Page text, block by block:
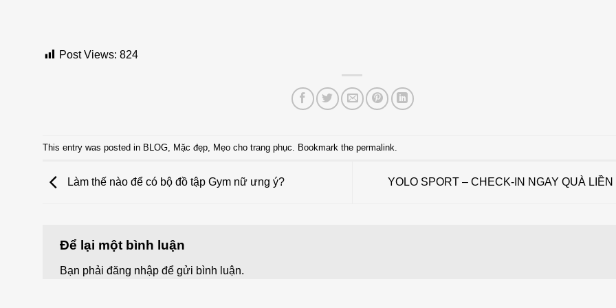
Post Views: 824
This entry was posted in BLOG Mặc đẹp Mẹo cho trang phục . Bookmark the permalink
Làm thế nào để có bộ đồ tập Gym nữ ưng ý? YOLO SPORT – CHECK-IN NGAY QUÀ
Để lại một bình luận
Bạn phải đăng nhập để gửi bình luận.